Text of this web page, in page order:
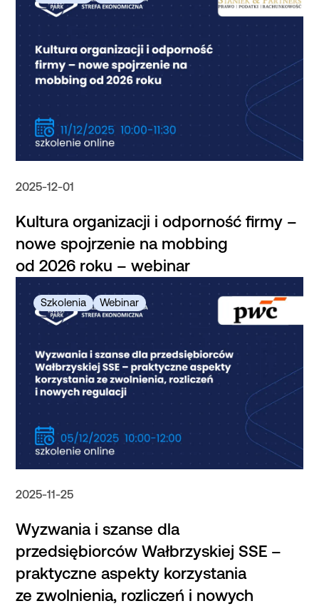
2025-12-01
Kultura organizacji i odporność firmy –
nowe spojrzenie na mobbing
od 2026 roku – webinar
2025-11-25
Wyzwania i szanse dla
przedsiębiorców Wałbrzyskiej SSE –
praktyczne aspekty korzystania
ze zwolnienia, rozliczeń i nowych